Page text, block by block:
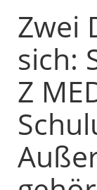
Zwei
sich:
Z